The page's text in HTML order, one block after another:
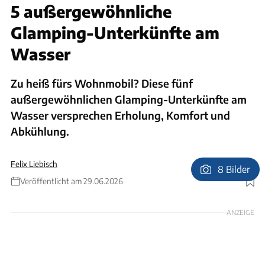
5 außergewöhnliche
Glamping-Unterkünfte am
Wasser
Zu heiß fürs Wohnmobil? Diese fünf
außergewöhnlichen Glamping-Unterkünfte am
Wasser versprechen Erholung, Komfort und
Abkühlung.
Felix Liebisch
Veröffentlicht am 29.06.2026
Foto: Floating Village Brombachsee
8 Bilder
ANZEIGE